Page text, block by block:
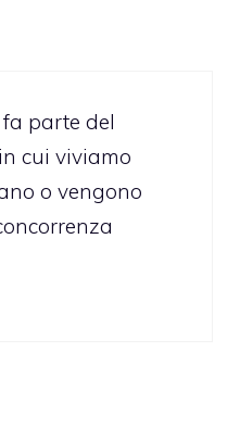
fa parte del
cui viviamo
o vengono